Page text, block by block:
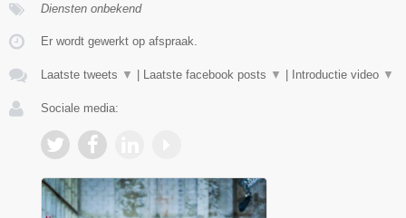
Diensten onbekend
Er wordt gewerkt op afspraak.
Laatste tweets ▼ Laatste facebook posts ▼ Introductie video ▼
Sociale media: